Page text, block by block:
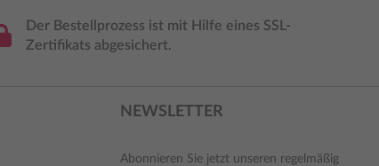
Der Bestellprozess ist mit Hilfe eines SSL-
Zertifikats abgesichert.
NEWSLETTER
Abonnieren Sie jetzt unseren regelmäßig